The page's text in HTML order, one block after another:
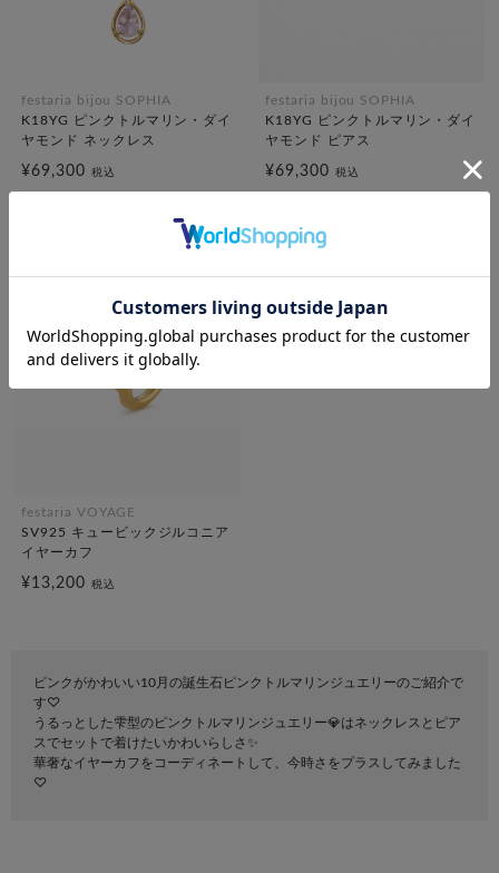
festaria bijou SOPHIA
K18YG ピンクトルマリン・ダイ
ヤモンド ネックレス
¥69,300 税込
festaria bijou SOPHIA
K18YG ピンクトルマリン・ダイ
ヤモンド ピアス
¥69,300 税込
festaria VOYAGE
SV925 キュービックジルコニア
イヤーカフ
¥13,200 税込
ピンクがかわいい10月の誕生石ピンクトルマリンジュエリーのご紹介で
す♡
うるっとした雫型のピンクトルマリンジュエリー💎はネックレスとピア
スでセットで着けたいかわいらしさ✨
華奢なイヤーカフをコーディネートして、今時さをプラスしてみました
♡